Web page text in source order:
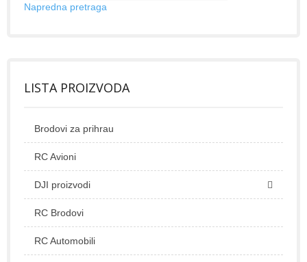
Napredna pretraga
LISTA PROIZVODA
Brodovi za prihrau
RC Avioni
DJI proizvodi
RC Brodovi
RC Automobili